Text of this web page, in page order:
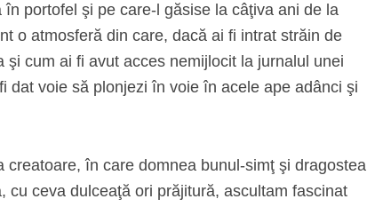
portofel şi pe care-l găsise la câţiva ani de la
o atmosferă din care, dacă ai fi intrat străin de
cum ai fi avut acces nemijlocit la jurnalul unei
dat voie să plonjezi în voie în acele ape adânci şi
în care domnea bunul-simţ şi dragostea
cu ceva dulceaţă ori prăjitură, ascultam fascinat